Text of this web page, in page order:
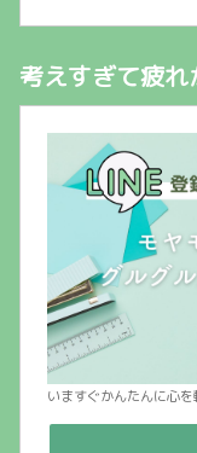
考えすぎて疲れ
いますぐかんたんに心